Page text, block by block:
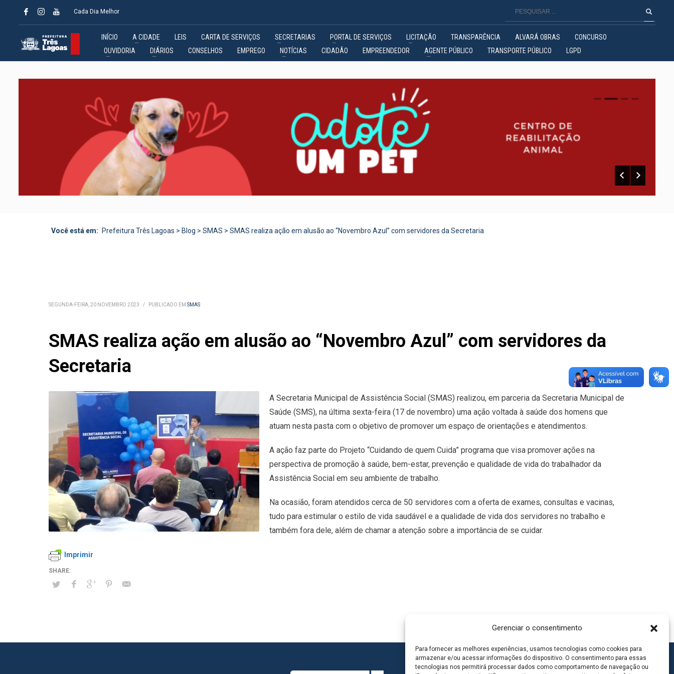
Gerenciar o consentimento
Para fornecer as melhores experiências, usamos tecnologias como cookies para
armazenar e/ou acessar informações do dispositivo. O consentimento para essas
tecnologias nos permitirá processar dados como comportamento de navegação ou
Cada Dia Melhor
INÍCIO A CIDADE LEIS CARTA DE SERVIÇOS SECRETARIAS PORTAL DE SERVIÇOS LICITAÇÃO TRANSPARÊNCIA ALVARÁ OBRAS
CONCURSO
OUVIDORIA
DIÁRIOS CONSELHOS EMPREGO NOTÍCIAS CIDADÃO EMPREENDEDOR AGENTE PÚBLICO TRANSPORTE PÚBLICO LGPD
0 1 2
Você está em: Prefeitura Três Lagoas > Blog > SMAS > SMAS realiza ação em alusão ao “Novembro Azul” com servidores da Secretaria
SEGUNDA-FEIRA, 20 NOVEMBRO 2023 / PUBLICADO EM SMAS
SMAS realiza ação em alusão ao “Novembro Azul” com servidores da
Secretaria
A Secretaria Municipal de Assistência Social (SMAS) realizou, em parceria da Secretaria Municipal de
Saúde (SMS), na última sexta-feira (17 de novembro) uma ação voltada à saúde dos homens que
atuam nesta pasta com o objetivo de promover um espaço de orientações e atendimentos.
A ação faz parte do Projeto “Cuidando de quem Cuida” programa que visa promover ações na
perspectiva de promoção à saúde, bem-estar, prevenção e qualidade de vida do trabalhador da
Assistência Social em seu ambiente de trabalho.
Na ocasião, foram atendidos cerca de 50 servidores com a oferta de exames, consultas e vacinas,
tudo para estimular o estilo de vida saudável e a qualidade de vida dos servidores no trabalho e
também fora dele, além de chamar a atenção sobre a importância de se cuidar.
Imprimir